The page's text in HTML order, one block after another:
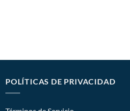
POLÍTICAS DE PRIVACIDAD